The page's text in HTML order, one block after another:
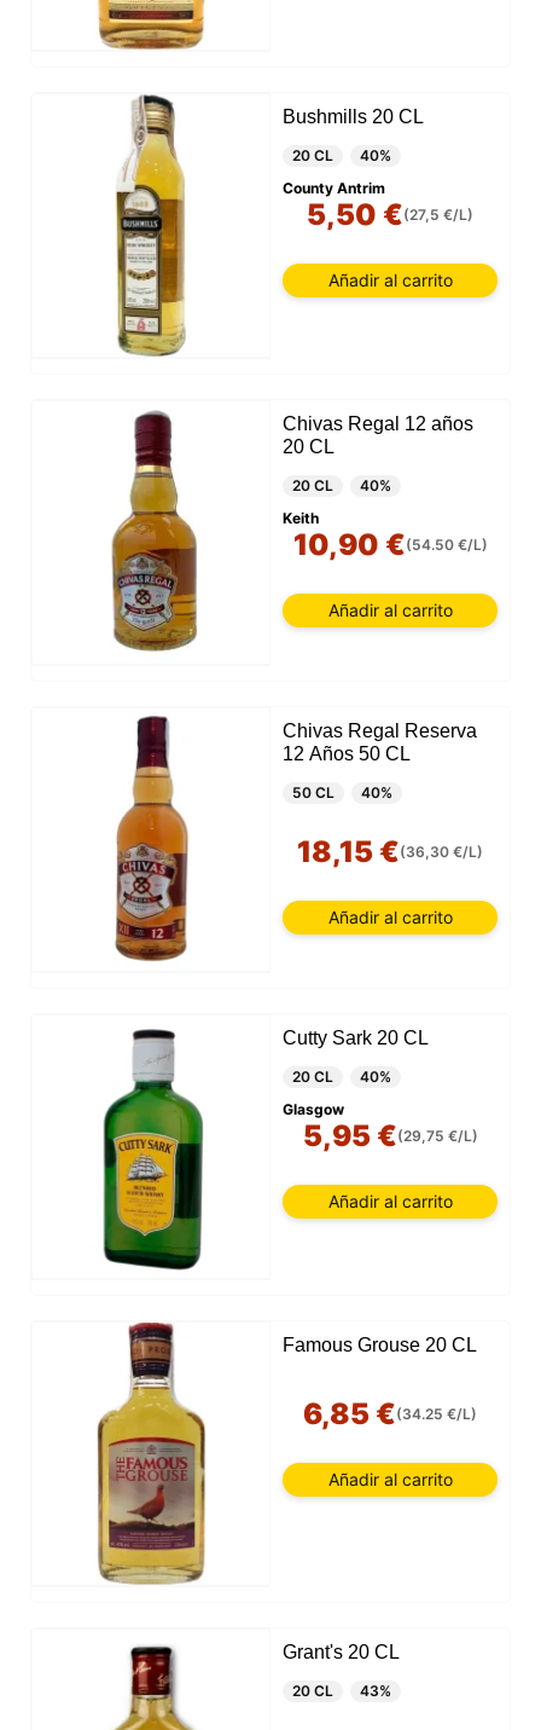
Bushmills 20 CL
20 CL
40%
County Antrim
5,50 €(27,5 €/L)
Añadir al carrito
Chivas Regal 12 años
20 CL
20 CL
40%
Keith
10,90 €(54.50 €/L)
Añadir al carrito
Chivas Regal Reserva
12 Años 50 CL
50 CL 40%
18,15 €(36,30 €/L)
Añadir al carrito
Cutty Sark 20 CL
20 CL
40%
Glasgow
5,95 €(29,75 €/L)
Añadir al carrito
Famous Grouse 20 CL
6,85 €(34.25 €/L)
Añadir al carrito
Grant's 20 CL
20 CL 43%